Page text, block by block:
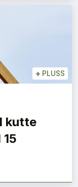
+ PLUSS
kutte